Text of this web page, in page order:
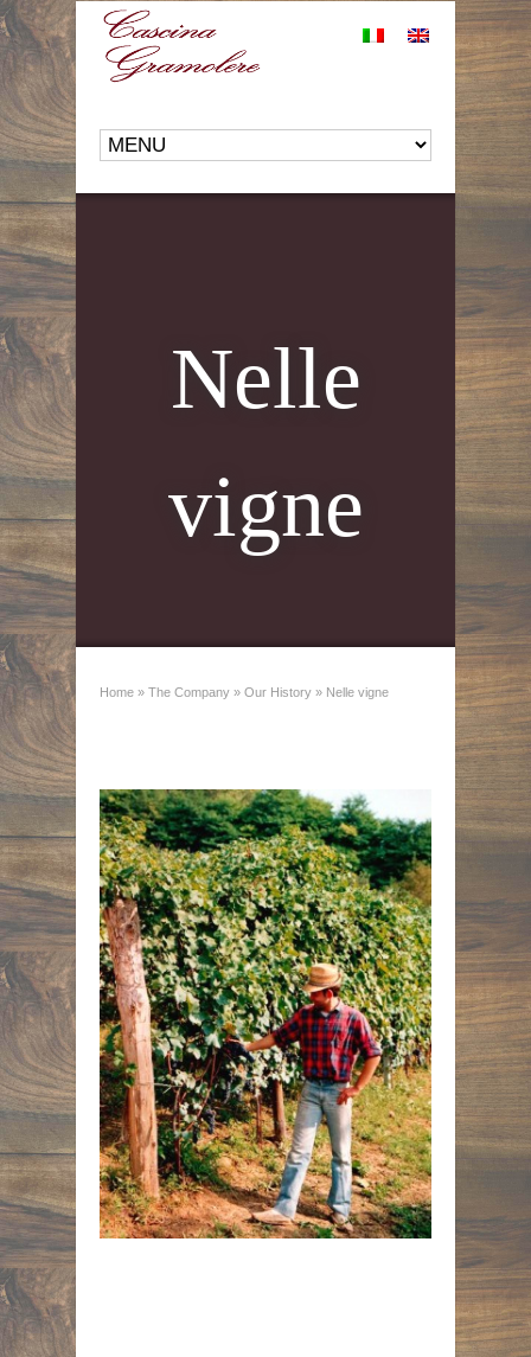
Nelle
vigne
Home » The Company » Our History » Nelle vigne